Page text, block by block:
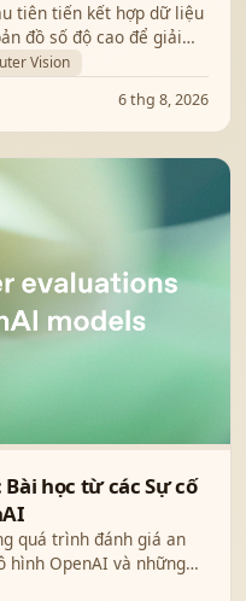
tiên tiến kết hợp dữ liệu
đồ số độ cao để giải
lúa tại các vùng địa
Vision
6 thg 8, 2026
học từ các Sự cố
quá trình đánh giá an
hình OpenAI và những
thử nghiệm AI an